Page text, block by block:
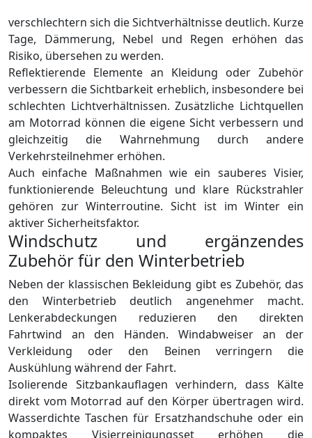
verschlechtern sich die Sichtverhältnisse deutlich. Kurze
Tage, Dämmerung, Nebel und Regen erhöhen das
Risiko, übersehen zu werden.
Reflektierende Elemente an Kleidung oder Zubehör
verbessern die Sichtbarkeit erheblich, insbesondere bei
schlechten Lichtverhältnissen. Zusätzliche Lichtquellen
am Motorrad können die eigene Sicht verbessern und
gleichzeitig die Wahrnehmung durch andere
Verkehrsteilnehmer erhöhen.
Auch einfache Maßnahmen wie ein sauberes Visier,
funktionierende Beleuchtung und klare Rückstrahler
gehören zur Winterroutine. Sicht ist im Winter ein
aktiver Sicherheitsfaktor.
Windschutz und ergänzendes
Zubehör für den Winterbetrieb
Neben der klassischen Bekleidung gibt es Zubehör, das
den Winterbetrieb deutlich angenehmer macht.
Lenkerabdeckungen reduzieren den direkten
Fahrtwind an den Händen. Windabweiser an der
Verkleidung oder den Beinen verringern die
Auskühlung während der Fahrt.
Isolierende Sitzbankauflagen verhindern, dass Kälte
direkt vom Motorrad auf den Körper übertragen wird.
Wasserdichte Taschen für Ersatzhandschuhe oder ein
kompaktes Visierreinigungsset erhöhen die